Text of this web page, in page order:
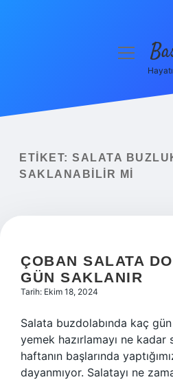
Yasal Uyarı
menüyü
ETIKET: SALATA
SAKLANABILIR MI
ÇOBAN SALATA
GÜN SAKLANIR
Tarih: Ekim 18, 2024
Salata buzdolabında kaç
yemek hazırlamayı ne kadar
haftanın başlarında
dayanmıyor. Salatayı ne